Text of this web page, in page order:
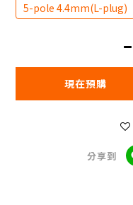
5-pole 4.4mm(L-plug)
現在預購
分享到